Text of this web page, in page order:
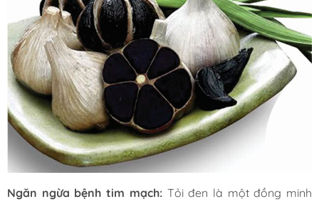
Ngăn ngừa bệnh tim mạch: Tỏi đen là một đồng minh